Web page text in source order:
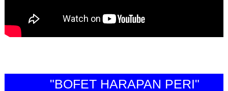
"BOFET HARAPAN PERI"